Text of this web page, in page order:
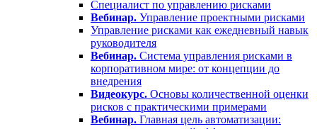
Специалист по управлению рисками
Вебинар. Управление проектными рисками
Управление рисками как ежедневный навык
руководителя
Вебинар. Система управления рисками в
корпоративном мире: от концепции до
внедрения
Видеокурс. Основы количественной оценки
рисков с практическими примерами
Вебинар. Главная цель автоматизации: